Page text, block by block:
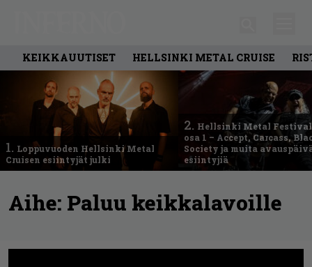
KEIKKAUUTISET HELLSINKI METAL CRUISE
1. Loppuvuoden Hellsinki Metal
Cruisen esiintyjät julki
2. Hellsinki Metal
osa 1 – Accept, Carcass,
Society ja muita
esiintyjiä
Aihe: Paluu keikkalavoille